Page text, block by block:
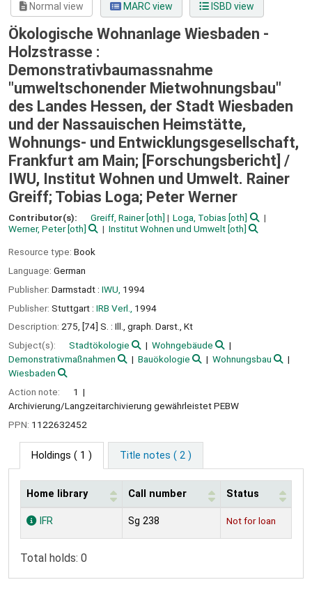
Normal view MARC view ISBD view
Ökologische Wohnanlage Wiesbaden -
Holzstrasse :
Demonstrativbaumassnahme
"umweltschonender Mietwohnungsbau"
des Landes Hessen, der Stadt Wiesbaden
und der Nassauischen Heimstätte,
Wohnungs- und Entwicklungsgesellschaft,
Frankfurt am Main; [Forschungsbericht] /
IWU, Institut Wohnen und Umwelt. Rainer
Greiff; Tobias Loga; Peter Werner
Contributor(s): Greiff, Rainer[oth] Loga, Tobias [oth]
Werner, Peter[oth] Institut Wohnen und Umwelt[oth]
Resource type: Book
Language: German
Publisher: Darmstadt : IWU, 1994
Publisher: Stuttgart : IRB Verl.,
1994
Description: 275, [74] S. : Ill., graph. Darst., Kt
Subject(s):
Stadtökologie
Wohngebäude
Demonstrativmaßnahmen
Bauökologie
Wohnungsbau
Wiesbaden
Action note:
1
Archivierung/Langzeitarchivierung gewährleistet PEBW
PPN: 1122632452
Holdings ( 1 ) Title notes ( 2 )
Holdings
Home library Call number Status
IFR Sg 238 Not for loan
Total holds: 0